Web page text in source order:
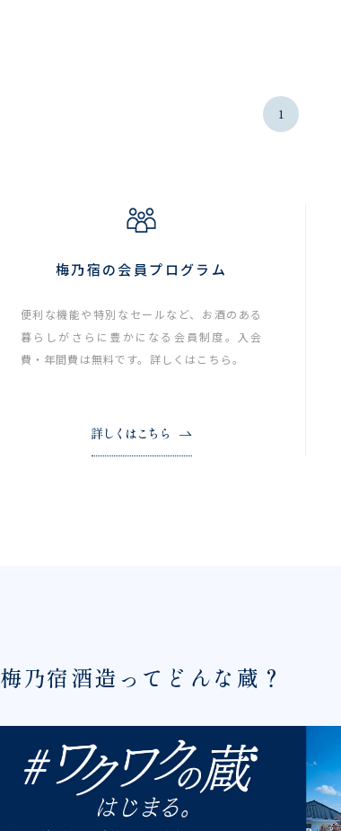
1
梅乃宿の会員プログラム
便利な機能や特別なセールなど、お酒のある
暮らしがさらに豊かになる会員制度。入会
費・年間費は無料です。詳しくはこちら。
詳しくはこちら
梅乃宿酒造ってどんな蔵？